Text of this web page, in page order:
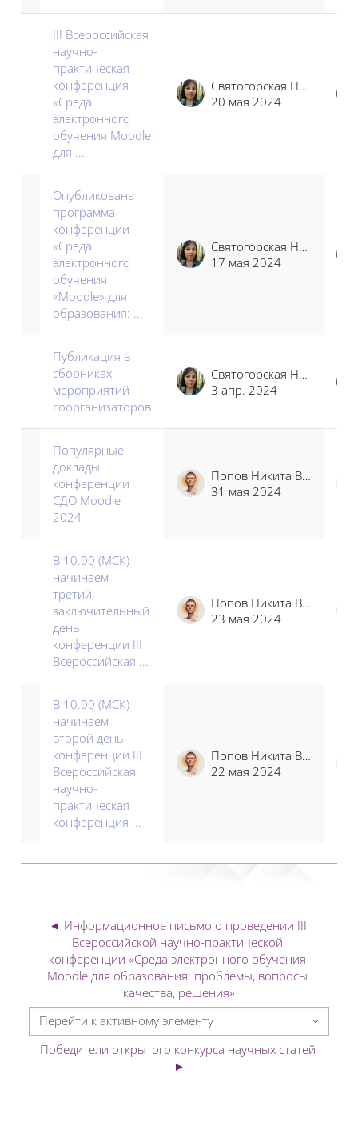
III Всероссийская
научно-
практическая
конференция
«Среда
электронного
обучения Moodle
для ...
Святогорская Наталья Владимировна
20 мая 2024
Опубликована
программа
конференции
«Среда
электронного
обучения
«Moodle» для
образования: ...
Святогорская Наталья Владимировна
17 мая 2024
Публикация в
сборниках
мероприятий
соорганизаторов
Святогорская Наталья Владимировна
3 апр. 2024
Популярные
доклады
конференции
СДО Moodle
2024
Попов Никита Владимирович
31 мая 2024
В 10.00 (МСК)
начинаем
третий,
заключительный
день
конференции III
Всероссийская ...
Попов Никита Владимирович
23 мая 2024
В 10.00 (МСК)
начинаем
второй день
конференции III
Всероссийская
научно-
практическая
конференция ...
Попов Никита Владимирович
22 мая 2024
◄ Информационное письмо о проведении III
Всероссийской научно-практической
конференции «Среда электронного обучения
Moodle для образования: проблемы, вопросы
качества, решения»
Перейти к активному элементу
Победители открытого конкурса научных статей
►